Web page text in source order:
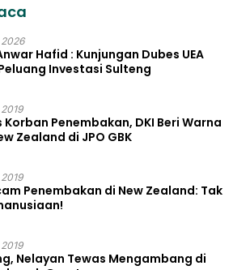
Hafid : Kunjungan Dubes UEA
Investasi Sulteng
Penembakan, DKI Beri Warna
Zealand di JPO GBK
Penembakan di New Zealand: Tak
Nelayan Tewas Mengambang di